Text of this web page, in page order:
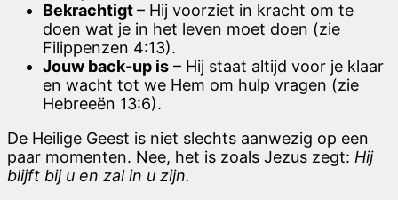
Bekrachtigt– Hij voorziet in kracht om te
doen wat je in het leven moet doen (zie
Filippenzen 4:13).
Jouw back-up is – Hij staat altijd voor je klaar
en wacht tot we Hem om hulp vragen (zie
Hebreeën 13:6).
De Heilige Geest is niet slechts aanwezig op een
paar momenten. Nee, het is zoals Jezus zegt: Hij
blijft bij u en zal in u zijn.